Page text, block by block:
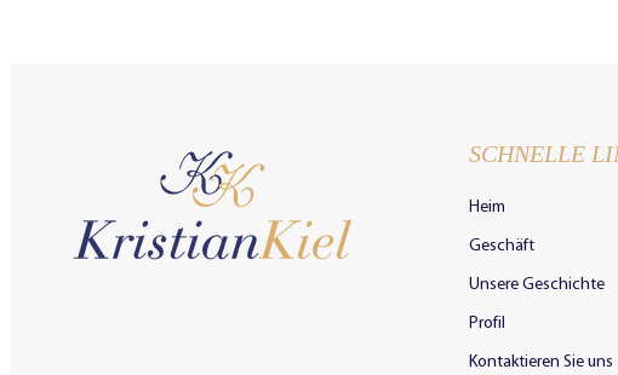
SCHNELLE
Heim
Geschäft
Unsere Geschichte
Profil
Kontaktieren Sie uns